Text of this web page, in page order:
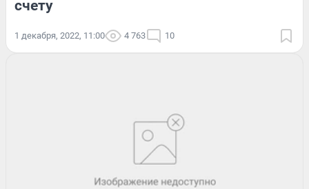
счету
1 декабря, 2022, 11:00 4 763 10